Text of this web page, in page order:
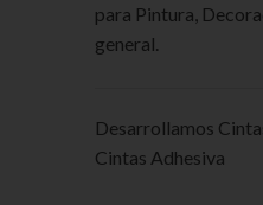
para Pintura,
general.
Desarrollamos
Cintas Adhesiva